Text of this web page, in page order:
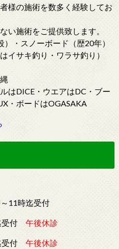
様の施術を数多く経験してお
い施術をご提供致します。
・スノーボード（歴20年）
イサキ釣り・ワラサ釣り）
はDICE・ウエアはDC・ブー
・ボードはOGASAKA
11時迄受付
受付 午後休診
受付 午後休診